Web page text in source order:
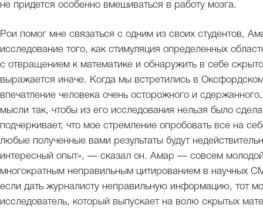
не придется особенно вмешиваться в работу мозга.
Рои помог мне связаться с одним из своих студентов,
исследование того, как стимуляция определенных
с отвращением к математике и обнаружить в себе
выражается иначе. Когда мы встретились в
впечатление человека очень осторожного и
мысли так, чтобы из его исследования нельзя было
подчеркивает, что мое стремление опробовать все на
любые полученные вами результаты будут
интересный опыт», — сказал он. Амар — совсем
многократным неправильным цитированием в научных
если дать журналисту неправильную информацию, тот
исследователь, который выпускает на волю скрытых